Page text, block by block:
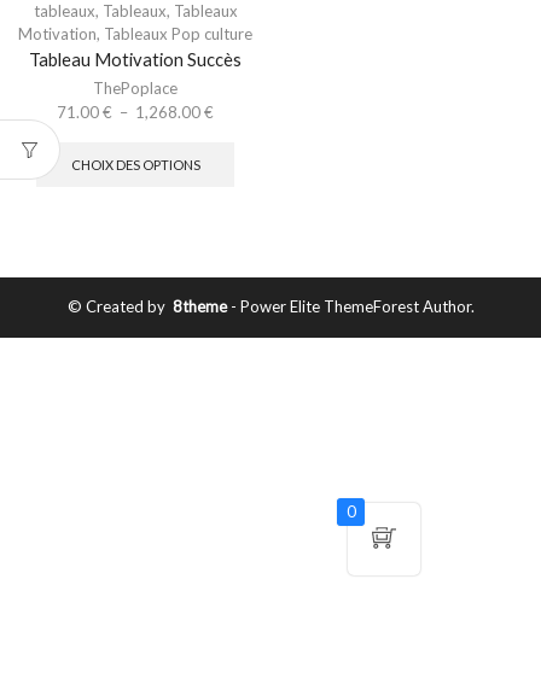
tableaux, Tableaux, Tableaux
Motivation, Tableaux Pop culture
Tableau Motivation Succès
ThePoplace
71.00€ – 1,268.00€
CHOIX DES OPTIONS
© Created by 8theme- Power Elite ThemeForest Author.
0